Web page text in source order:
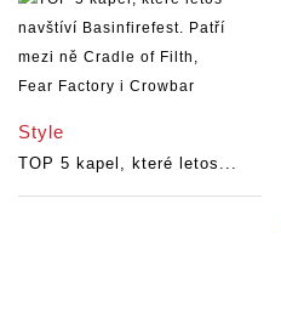
Style
TOP 5 kapel, které letos...